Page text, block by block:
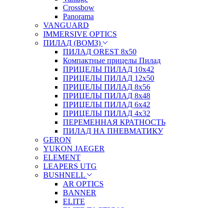
Crossbow
Panorama
VANGUARD
IMMERSIVE OPTICS
ПИЛАД (ВОМЗ)
ПИЛАД OREST 8х50
Компактные прицелы Пилад
ПРИЦЕЛЫ ПИЛАД 10х42
ПРИЦЕЛЫ ПИЛАД 12х50
ПРИЦЕЛЫ ПИЛАД 8х56
ПРИЦЕЛЫ ПИЛАД 8х48
ПРИЦЕЛЫ ПИЛАД 6х42
ПРИЦЕЛЫ ПИЛАД 4х32
ПЕРЕМЕННАЯ КРАТНОСТЬ
ПИЛАД НА ПНЕВМАТИКУ
GERON
YUKON JAEGER
ELEMENT
LEAPERS UTG
BUSHNELL
AR OPTICS
BANNER
ELITE